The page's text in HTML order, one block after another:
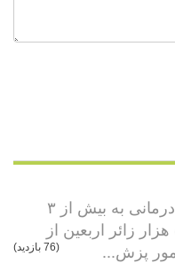
ارائه خدمات درمانی به بیش از ۳
میلیون و ۵۰۰ هزار زائر اربعین از
پزش...
(76 بازدید)